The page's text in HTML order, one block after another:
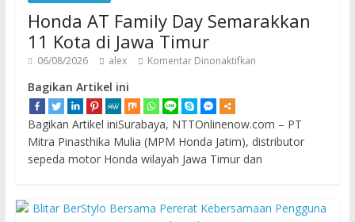
Honda AT Family Day Semarakkan
11 Kota di Jawa Timur
06/08/2026 alex Komentar Dinonaktifkan
Bagikan Artikel ini
Bagikan Artikel iniSurabaya, NTTOnlinenow.com – PT
Mitra Pinasthika Mulia (MPM Honda Jatim), distributor
sepeda motor Honda wilayah Jawa Timur dan